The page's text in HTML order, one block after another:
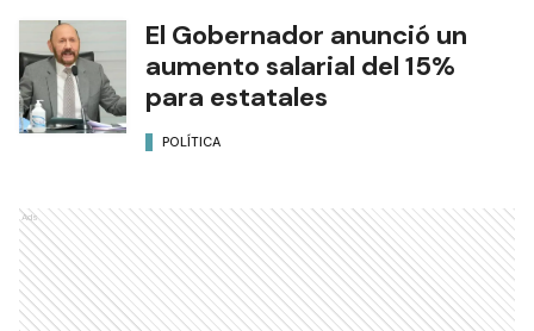
El Gobernador anunció un
aumento salarial del 15%
para estatales
POLÍTICA
Ads